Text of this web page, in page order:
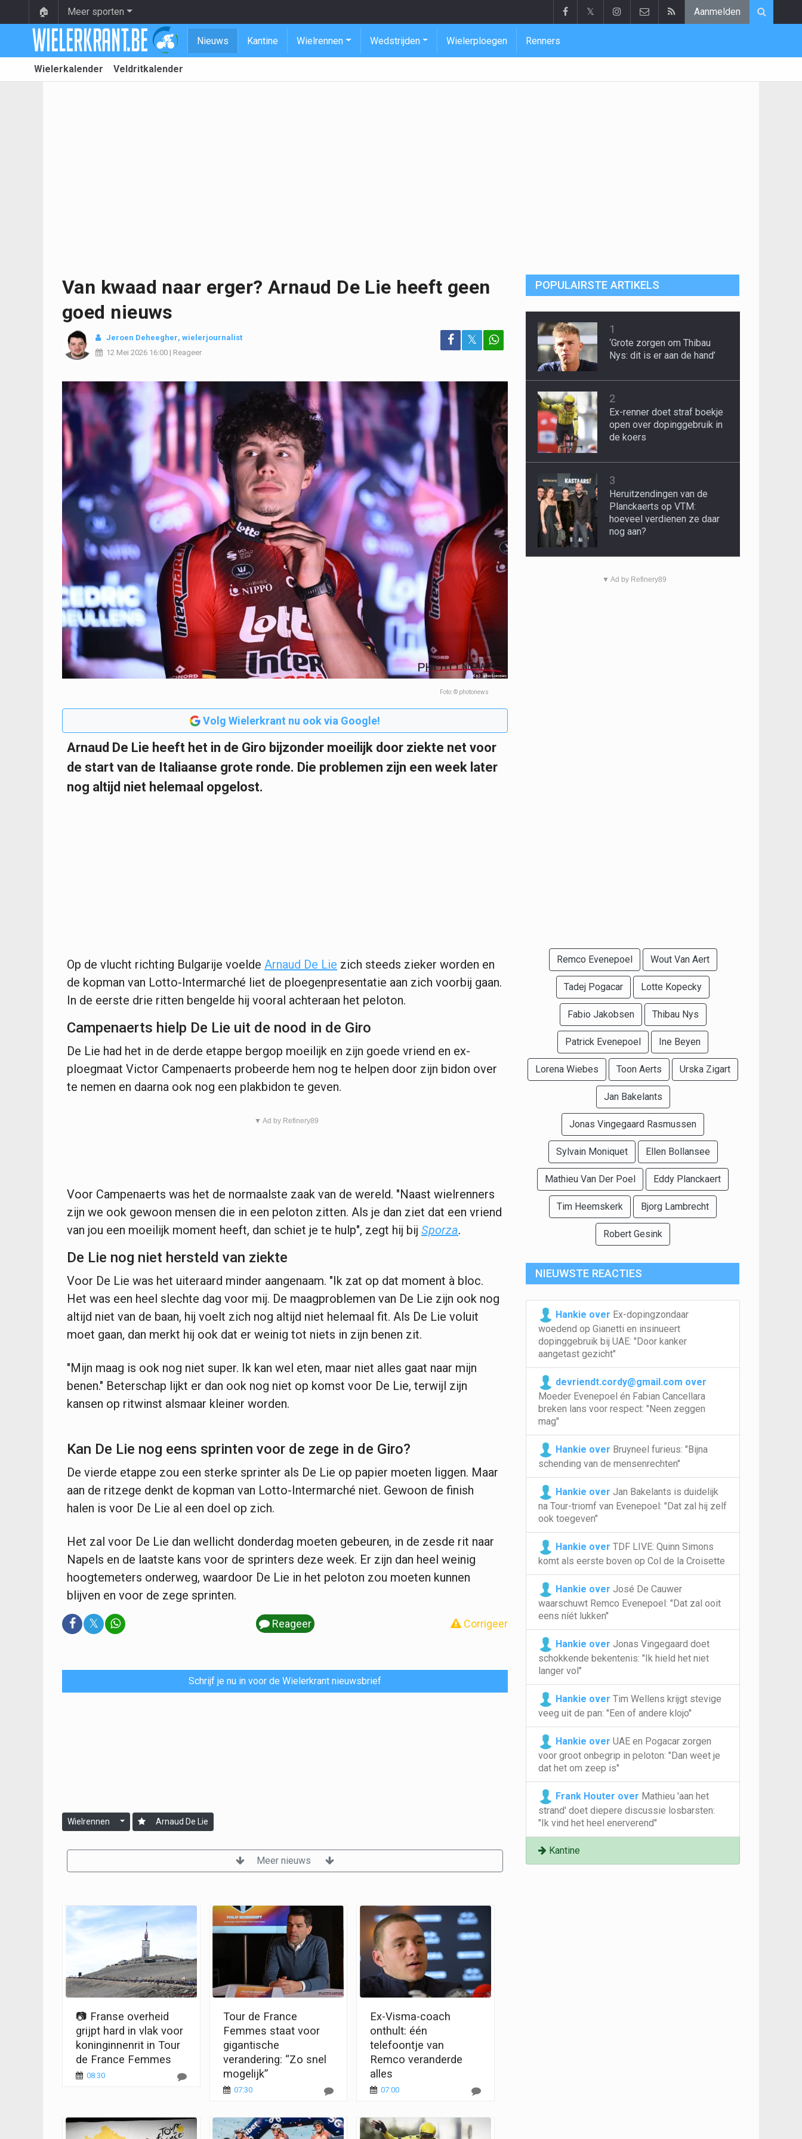
🏠 Meer sporten 𝕏 Aanmelden
Nieuws Kantine Wielrennen Wedstrijden Wielerploegen Renners
Wielerkalender Veldritkalender
Van kwaad naar erger? Arnaud De Lie heeft geen
goed nieuws
Jeroen Deheegher, wielerjournalist
12 Mei 2026 16:00 | Reageer
𝕏
Foto: © photonews
Volg Wielerkrant nu ook via Google!
Arnaud De Lie heeft het in de Giro bijzonder moeilijk door ziekte net voor
de start van de Italiaanse grote ronde. Die problemen zijn een week later
nog altijd niet helemaal opgelost.
Op de vlucht richting Bulgarije voelde Arnaud De Lie zich steeds zieker worden en
de kopman van Lotto-Intermarché liet de ploegenpresentatie aan zich voorbij gaan.
In de eerste drie ritten bengelde hij vooral achteraan het peloton.
Campenaerts hielp De Lie uit de nood in de Giro
De Lie had het in de derde etappe bergop moeilijk en zijn goede vriend en ex-
ploegmaat Victor Campenaerts probeerde hem nog te helpen door zijn bidon over
te nemen en daarna ook nog een plakbidon te geven.
▼ Ad by Refinery89
Voor Campenaerts was het de normaalste zaak van de wereld. "Naast wielrenners
zijn we ook gewoon mensen die in een peloton zitten. Als je dan ziet dat een vriend
van jou een moeilijk moment heeft, dan schiet je te hulp", zegt hij bij Sporza.
De Lie nog niet hersteld van ziekte
Voor De Lie was het uiteraard minder aangenaam. "Ik zat op dat moment à bloc.
Het was een heel slechte dag voor mij. De maagproblemen van De Lie zijn ook nog
altijd niet van de baan, hij voelt zich nog altijd niet helemaal fit. Als De Lie voluit
moet gaan, dan merkt hij ook dat er weinig tot niets in zijn benen zit.
"Mijn maag is ook nog niet super. Ik kan wel eten, maar niet alles gaat naar mijn
benen." Beterschap lijkt er dan ook nog niet op komst voor De Lie, terwijl zijn
kansen op ritwinst alsmaar kleiner worden.
Kan De Lie nog eens sprinten voor de zege in de Giro?
De vierde etappe zou een sterke sprinter als De Lie op papier moeten liggen. Maar
aan de ritzege denkt de kopman van Lotto-Intermarché niet. Gewoon de finish
halen is voor De Lie al een doel op zich.
Het zal voor De Lie dan wellicht donderdag moeten gebeuren, in de zesde rit naar
Napels en de laatste kans voor de sprinters deze week. Er zijn dan heel weinig
hoogtemeters onderweg, waardoor De Lie in het peloton zou moeten kunnen
blijven en voor de zege sprinten.
𝕏 Reageer Corrigeer
Schrijf je nu in voor de Wielerkrant nieuwsbrief
Wielrennen Arnaud De Lie
Meer nieuws
📷 Franse overheid
grijpt hard in vlak voor
koninginnenrit in Tour
de France Femmes
08:30
Tour de France
Femmes staat voor
gigantische
verandering: “Zo snel
mogelijk”
07:30
Ex-Visma-coach
onthult: één
telefoontje van
Remco veranderde
alles
07:00
POPULAIRSTE ARTIKELS
1
‘Grote zorgen om Thibau
Nys: dit is er aan de hand’
2
Ex-renner doet straf boekje
open over dopinggebruik in
de koers
3
Heruitzendingen van de
Planckaerts op VTM:
hoeveel verdienen ze daar
nog aan?
▼ Ad by Refinery89
Remco Evenepoel Wout Van Aert
Tadej Pogacar Lotte Kopecky
Fabio Jakobsen Thibau Nys
Patrick Evenepoel Ine Beyen
Lorena Wiebes Toon Aerts Urska Zigart
Jan Bakelants
Jonas Vingegaard Rasmussen
Sylvain Moniquet Ellen Bollansee
Mathieu Van Der Poel Eddy Planckaert
Tim Heemskerk Bjorg Lambrecht
Robert Gesink
NIEUWSTE REACTIES
Hankie over Ex-dopingzondaar
woedend op Gianetti en insinueert
dopinggebruik bij UAE: "Door kanker
aangetast gezicht"
devriendt.cordy@gmail.com over
Moeder Evenepoel én Fabian Cancellara
breken lans voor respect: "Neen zeggen
mag"
Hankie over Bruyneel furieus: "Bijna
schending van de mensenrechten"
Hankie over Jan Bakelants is duidelijk
na Tour-triomf van Evenepoel: "Dat zal hij zelf
ook toegeven"
Hankie over TDF LIVE: Quinn Simons
komt als eerste boven op Col de la Croisette
Hankie over José De Cauwer
waarschuwt Remco Evenepoel: "Dat zal ooit
eens níét lukken"
Hankie over Jonas Vingegaard doet
schokkende bekentenis: "Ik hield het niet
langer vol"
Hankie over Tim Wellens krijgt stevige
veeg uit de pan: "Een of andere klojo"
Hankie over UAE en Pogacar zorgen
voor groot onbegrip in peloton: "Dan weet je
dat het om zeep is"
Frank Houter over Mathieu 'aan het
strand' doet diepere discussie losbarsten:
"Ik vind het heel enerverend"
Kantine